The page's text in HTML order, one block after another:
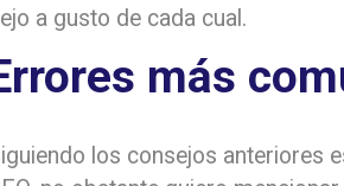
a gusto de cada cual.
más
los consejos anteriores